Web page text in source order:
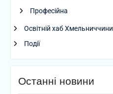
Професійна
Освітній хаб Хмельниччини
Події
Останні новини